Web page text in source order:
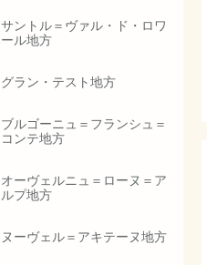
サントル＝ヴァル・ド・ロワ
ール地方
グラン・テスト地方
ブルゴーニュ＝フランシュ＝
コンテ地方
オーヴェルニュ＝ローヌ＝ア
ルプ地方
ヌーヴェル＝アキテーヌ地方